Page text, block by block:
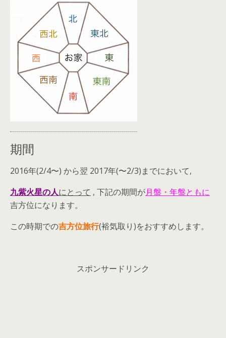
期間
2016年(2/4〜) から翌 2017年(〜2/3)までにおいて,
九紫火星の人にとって , 下記の期間が月盤・年盤ともに
吉方位になります。
この時期での吉方位旅行(裕気取り)をおすすめします。
スポンサードリンク